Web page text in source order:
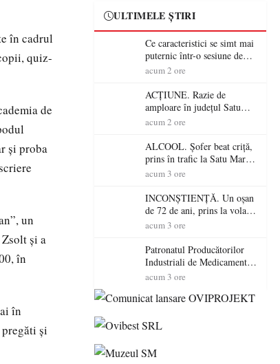
în cadrul
quiz-
de
și proba
un
și a
în
în
și
jurat de renume
ULTIMELE ȘTIRI
Ce caracteristici se simt mai
puternic într-o sesiune de
distracție la sloturi online:
RTP?
acum 2 ore
ACȚIUNE. Razie de
amploare în județul Satu
Mare! Polițiștii au dat sute
șoferi fără permis într-o
singură zi
acum 2 ore
ALCOOL. Șofer beat criță,
prins în trafic la Satu Mare!
Alcoolemie uriașă
acum 3 ore
INCONȘTIENȚĂ. Un oșan
de 72 de ani, prins la volan
fără permis! Polițiștii l-au
acum 3 ore
Patronatul Producătorilor
Industriali de Medicamente
din România (PRIMER):
energie electrică a fabricilor
pericol accesul pacienților la
acum 3 ore